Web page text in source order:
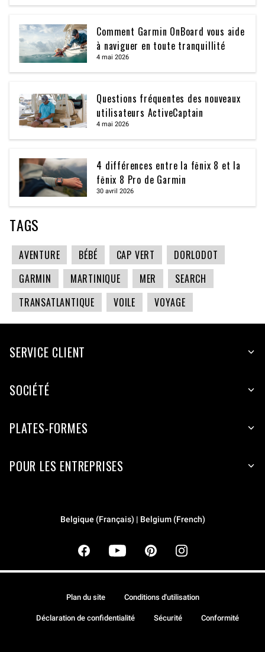
Comment Garmin OnBoard vous aide
à naviguer en toute tranquillité
4 mai 2026
Questions fréquentes des nouveaux
utilisateurs ActiveCaptain
4 mai 2026
4 différences entre la fēnix 8 et la
fēnix 8 Pro de Garmin
30 avril 2026
TAGS
AVENTURE BÉBÉ CAP VERT
DORLODOT
GARMIN
MARTINIQUE MER
SEARCH
TRANSATLANTIQUE
VOILE VOYAGE
SERVICE CLIENT
SOCIÉTÉ
PLATES-FORMES
POUR LES ENTREPRISES
Belgique (Français) | Belgium (French)
Plan du site Conditions d'utilisation
Déclaration de confidentialité Sécurité Conformité